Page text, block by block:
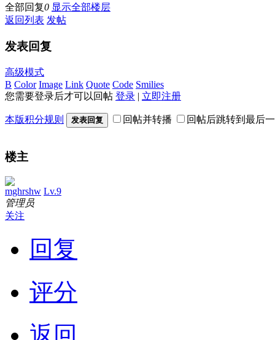
全部回复0 显示全部楼层
返回列表 发帖
发表回复
高级模式
B Color Image Link Quote Code Smilies
您需要登录后才可以回帖 登录 | 立即注册
本版积分规则 发表回复 回帖并转播 回帖后跳转到最后
楼主
mghrshw Lv.9
管理员
关注
回复
评分